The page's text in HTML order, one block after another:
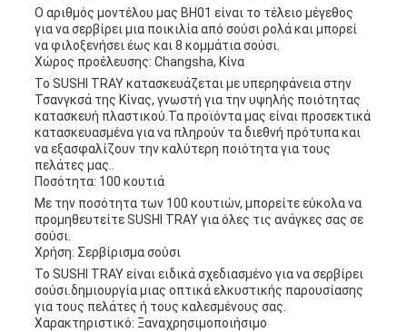
Ο αριθμός μοντέλου μας BH01 είναι το τέλειο μέγεθος
για να σερβίρει μια ποικιλία από σούσι ρολά και μπορεί
να φιλοξενήσει έως και 8 κομμάτια σούσι.
Χώρος προέλευσης: Changsha, Κίνα
Το SUSHI TRAY κατασκευάζεται με υπερηφάνεια στην
Τσανγκσά της Κίνας, γνωστή για την υψηλής ποιότητας
κατασκευή πλαστικού.Τα προϊόντα μας είναι προσεκτικά
κατασκευασμένα για να πληρούν τα διεθνή πρότυπα και
να εξασφαλίζουν την καλύτερη ποιότητα για τους
πελάτες μας..
Ποσότητα: 100 κουτιά
Με την ποσότητα των 100 κουτιών, μπορείτε εύκολα να
προμηθευτείτε SUSHI TRAY για όλες τις ανάγκες σας σε
σούσι.
Χρήση: Σερβίρισμα σούσι
Το SUSHI TRAY είναι ειδικά σχεδιασμένο για να σερβίρει
σούσι.δημιουργία μιας οπτικά ελκυστικής παρουσίασης
για τους πελάτες ή τους καλεσμένους σας.
Χαρακτηριστικό: Ξαναχρησιμοποιήσιμο